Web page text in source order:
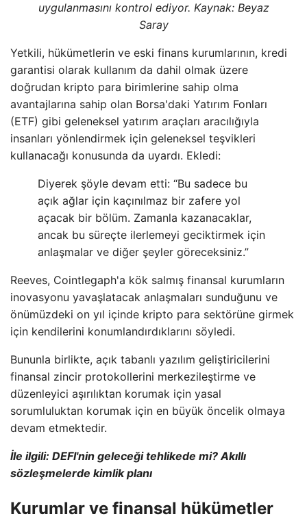
uygulanmasını kontrol ediyor. Kaynak: Beyaz
Saray
Yetkili, hükümetlerin ve eski finans kurumlarının, kredi
garantisi olarak kullanım da dahil olmak üzere
doğrudan kripto para birimlerine sahip olma
avantajlarına sahip olan Borsa'daki Yatırım Fonları
(ETF) gibi geleneksel yatırım araçları aracılığıyla
insanları yönlendirmek için geleneksel teşvikleri
kullanacağı konusunda da uyardı. Ekledi:
Diyerek şöyle devam etti: “Bu sadece bu
açık ağlar için kaçınılmaz bir zafere yol
açacak bir bölüm. Zamanla kazanacaklar,
ancak bu süreçte ilerlemeyi geciktirmek için
anlaşmalar ve diğer şeyler göreceksiniz.”
Reeves, Cointlegaph'a kök salmış finansal kurumların
inovasyonu yavaşlatacak anlaşmaları sunduğunu ve
önümüzdeki on yıl içinde kripto para sektörüne girmek
için kendilerini konumlandırdıklarını söyledi.
Bununla birlikte, açık tabanlı yazılım geliştiricilerini
finansal zincir protokollerini merkezileştirme ve
düzenleyici aşırılıktan korumak için yasal
sorumluluktan korumak için en büyük öncelik olmaya
devam etmektedir.
İle ilgili: DEFI'nin geleceği tehlikede mi? Akıllı
sözleşmelerde kimlik planı
Kurumlar ve finansal hükümetler